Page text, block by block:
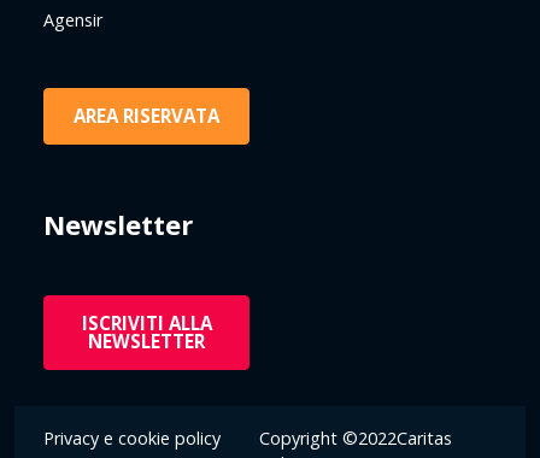
Agensir
AREA RISERVATA
Newsletter
ISCRIVITI ALLA
NEWSLETTER
Privacy e cookie policy
Copyright ©2022Caritas